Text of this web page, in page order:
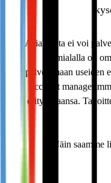
Asiakkaita ei voi
toimialalla on
palvelemaan useiden
account
erityisalaansa.
Näin